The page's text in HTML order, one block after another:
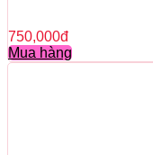
750,000đ
Mua hàng